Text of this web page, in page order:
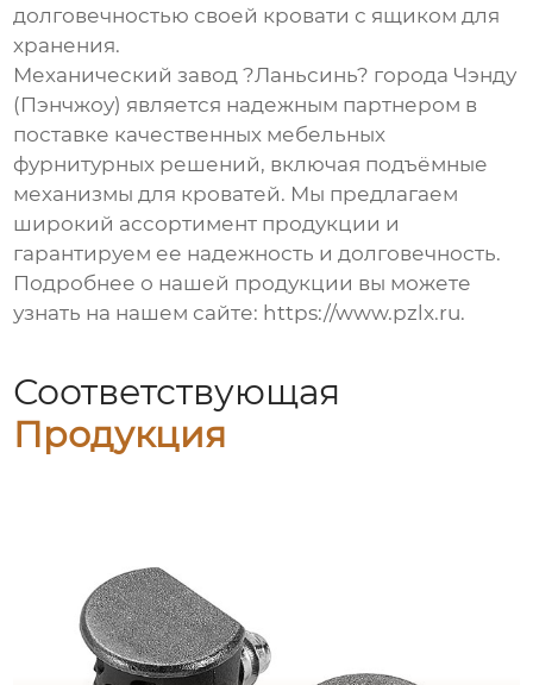
долговечностью своей кровати с ящиком для
хранения.
Механический завод ?Ланьсинь? города Чэнду
(Пэнчжоу) является надежным партнером в
поставке качественных мебельных
фурнитурных решений, включая подъёмные
механизмы для кроватей. Мы предлагаем
широкий ассортимент продукции и
гарантируем ее надежность и долговечность.
Подробнее о нашей продукции вы можете
узнать на нашем сайте: https://www.pzlx.ru.
Соответствующая
Продукция